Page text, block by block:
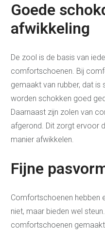
Goede
afwikkeling
De zool is de basis van
comfortschoenen. Bij
gemaakt van rubber, dat
worden schokken goed
Daarnaast zijn zolen van
afgerond. Dit zorgt ervoor
manier afwikkelen.
Fijne
Comfortschoenen hebben
niet, maar bieden wel
comfortschoenen